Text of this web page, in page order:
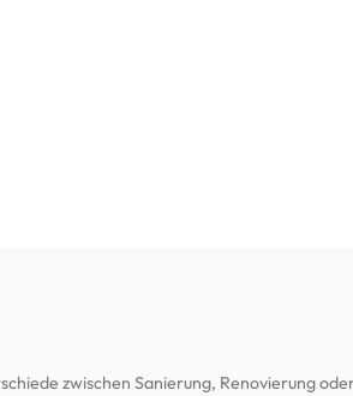
zwischen Sanierung, Renovierung